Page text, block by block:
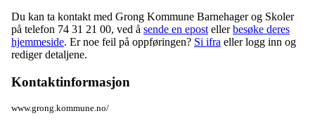
Du kan ta kontakt med Grong Kommune Barnehager og Skoler
på telefon 74 31 21 00, ved å sende en epost ellerbesøke deres
hjemmeside. Er noe feil på oppføringen? Si ifra eller logg inn og
rediger detaljene.
Kontaktinformasjon
www.grong.kommune.no/